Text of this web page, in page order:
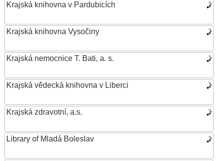
Krajská knihovna v Pardubicích
Krajská knihovna Vysočiny
Krajská nemocnice T. Bati, a. s.
Krajská vědecká knihovna v Liberci
Krajská zdravotní, a.s.
Library of Mladá Boleslav